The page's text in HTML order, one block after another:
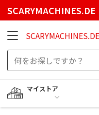
SCARYMACHINES.DE
SCARYMACHINES.DE
マイストア